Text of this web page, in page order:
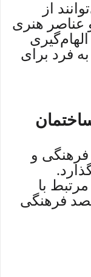
از
عناصر هنری
فرد برای
و
با
فرهنگی